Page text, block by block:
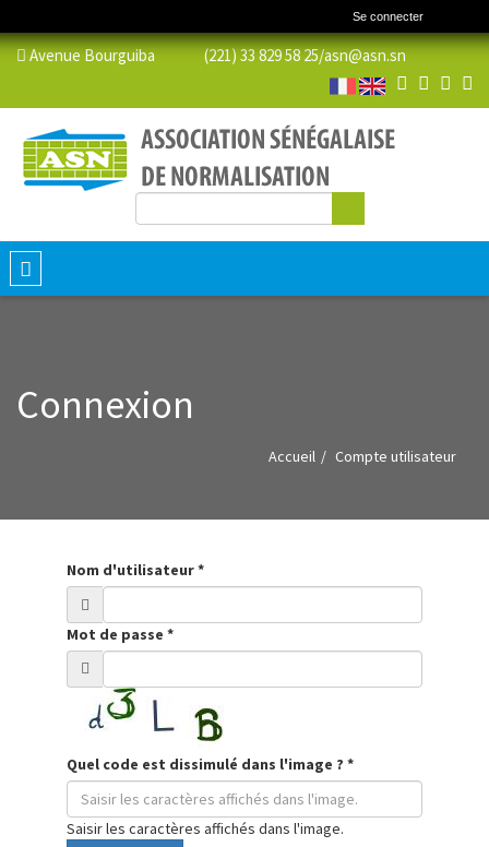
Se connecter
Avenue Bourguiba (221) 33 829 58 25/asn@asn.sn
Formulaire de recherche
Toggle
navigation
Connexion
Accueil Compte utilisateur
Nom d'utilisateur*
Mot de passe *
Quel code est dissimulé dans l'image ? *
Saisir les caractères affichés dans l'image.